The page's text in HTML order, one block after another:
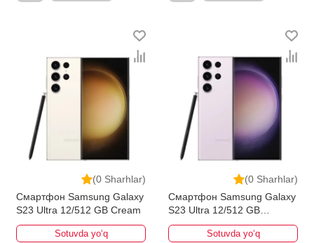
(0 Sharhlar)
Смартфон Samsung Galaxy
S23 Ultra 12/512 GB Cream
Sotuvda yo‘q
(0 Sharhlar)
Смартфон Samsung Galaxy
S23 Ultra 12/512 GB
Lavender
Sotuvda yo‘q